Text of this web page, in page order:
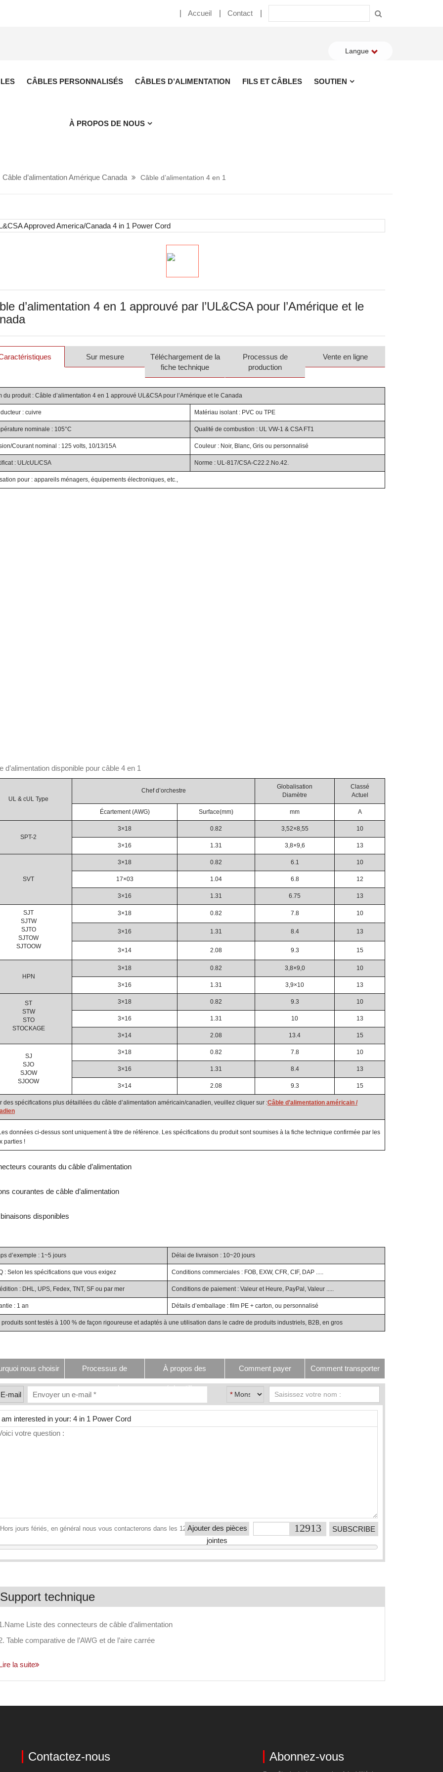
Accueil Contact
Langue
CÂBLES PERSONNALISÉS CÂBLES D’ALIMENTATION FILS ET CÂBLES SOUTIEN
À PROPOS DE NOUS
Câble d’alimentation Amérique Canada Câble d’alimentation 4 en 1
d’alimentation 4 en 1 approuvé par l’UL&CSA pour l’Amérique et le
Sur mesure
Téléchargement de la
fiche technique
Processus de
production
Vente en ligne
du produit : Câble d’alimentation 4 en 1 approuvé UL&CSA pour l’Amérique et le Canada
: cuivre Matériau isolant : PVC ou TPE
nominale : 105°C Qualité de combustion : UL VW-1 & CSA FT1
Courant nominal : 125 volts, 10/13/15A Couleur : Noir, Blanc, Gris ou personnalisé
: UL/cUL/CSA Norme : UL-817/CSA-C22.2.No.42.
pour : appareils ménagers, équipements électroniques, etc.,
d’alimentation disponible pour câble 4 en 1
UL & cUL Type
Chef d’orchestre
Globalisation
Diamètre
Classé
Actuel
Écartement (AWG) Surface(mm) mm A
SPT-2
3×18 0.82 3,52×8,55 10
3×16 1.31 3,8×9,6 13
SVT
3×18 0.82 6.1 10
17×03 1.04 6.8 12
3×16 1.31 6.75 13
SJT
SJTW
SJTO
SJTOW
SJTOOW
3×18 0.82 7.8 10
3×16 1.31 8.4 13
3×14 2.08 9.3 15
HPN
3×18 0.82 3,8×9,0 10
3×16 1.31 3,9×10 13
ST
STW
STO
STOCKAGE
3×18 0.82 9.3 10
3×16 1.31 10 13
3×14 2.08 13.4 15
SJ
SJO
SJOW
SJOOW
3×18 0.82 7.8 10
3×16 1.31 8.4 13
3×14 2.08 9.3 15
des spécifications plus détaillées du câble d’alimentation américain/canadien, veuillez cliquer sur :Câble d’alimentation américain /
données ci-dessus sont uniquement à titre de référence. Les spécifications du produit sont soumises à la fiche technique confirmée par les
parties !
courants du câble d’alimentation
courantes de câble d’alimentation
disponibles
d’exemple : 1~5 jours Délai de livraison : 10~20 jours
: Selon les spécifications que vous exigez Conditions commerciales : FOB, EXW, CFR, CIF, DAP .....
: DHL, UPS, Fedex, TNT, SF ou par mer Conditions de paiement : Valeur et Heure, PayPal, Valeur .....
: 1 an Détails d’emballage : film PE + carton, ou personnalisé
produits sont testés à 100 % de façon rigoureuse et adaptés à une utilisation dans le cadre de produits industriels, B2B, en gros
nous choisir Processus de
commande
À propos des
échantillons
Comment payer Comment transporter
E-mail *
Hors jours fériés, en général nous vous contacterons dans les 12 heuresAjouter des pièces
jointes
Support technique
Liste des connecteurs de câble d’alimentation
Table comparative de l’AWG et de l’aire carrée
la suite
Contactez-nous Abonnez-vous